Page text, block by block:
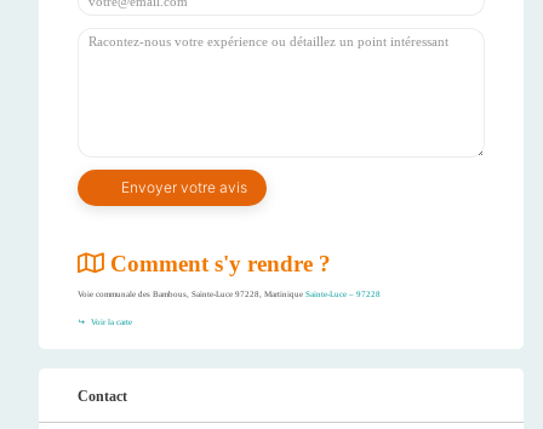
Comment s'y rendre ?
Voie communale des Bambous, Sainte-Luce 97228, Martinique Sainte-Luce – 97228
Voir la carte
Contact